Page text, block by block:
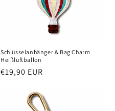
Schlüsselanhänger & Bag Charm
Heißluftballon
Normaler
€19,90 EUR